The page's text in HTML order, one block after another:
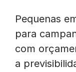
Pequenas
para
com
a